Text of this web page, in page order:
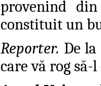
provenind
constituit un
Reporter. De
care vă rog să-l